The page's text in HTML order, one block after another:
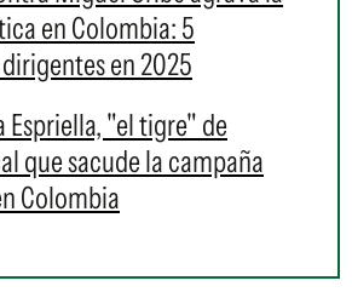
en Colombia: 5
en 2025
Espriella, "el tigre" de
que sacude la campaña
Colombia